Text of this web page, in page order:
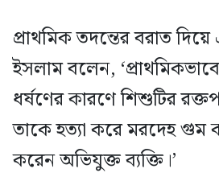
প্রাথমিক তদন্তের বরাত
ইসলাম বলেন,
ধর্ষণের কারণে শিশুটির
তাকে হত্যা করে মরদেহ গুম
করেন অভিযুক্ত ব্যক্তি।’